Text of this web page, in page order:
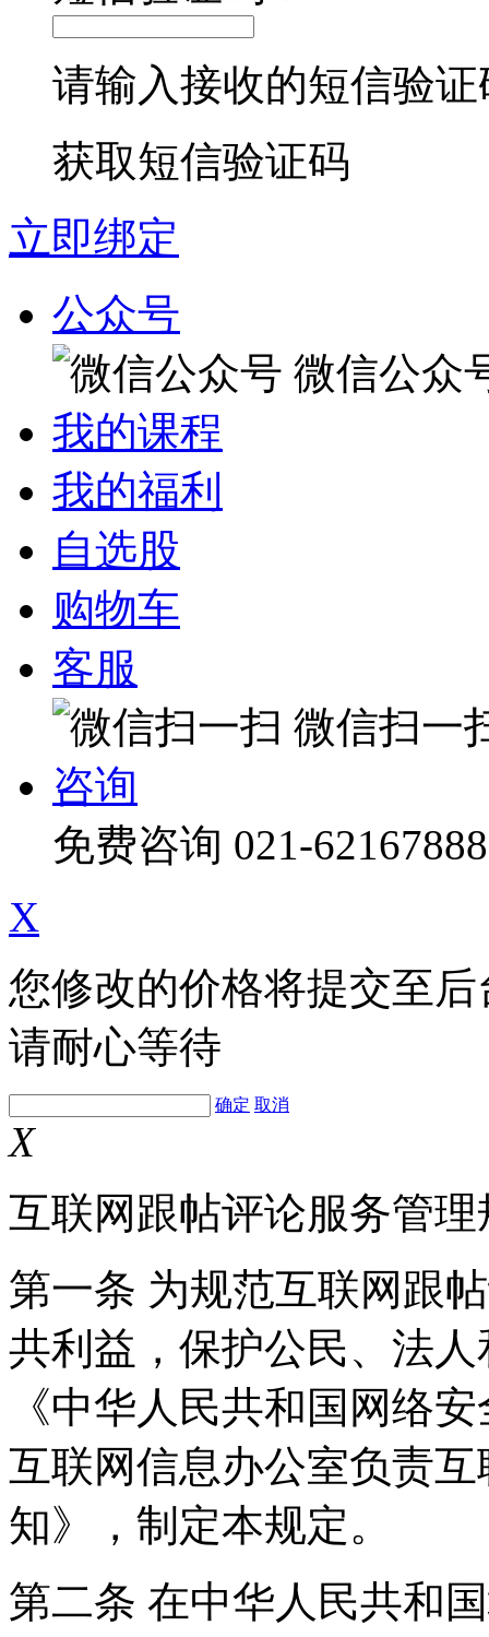
请输入接收的短信验证
获取短信验证码
立即绑定
公众号
微信公众
我的课程
我的福利
自选股
购物车
客服
微信扫一
咨询
免费咨询 021-62167888
X
您修改的价格将提交至
请耐心等待
确定 取消
X
互联网跟帖评论服务管理
第一条 为规范互联网跟
共利益，保护公民、法
《中华人民共和国网络
互联网信息办公室负责
知》，制定本规定。
第二条 在中华人民共和